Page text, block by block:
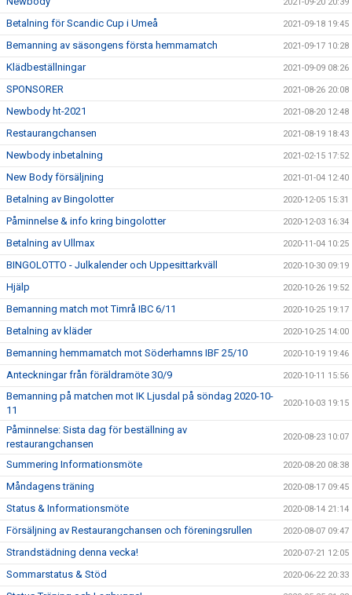
2021-09-20 20:39
Betalning för Scandic Cup i Umeå 2021-09-18 19:45
Bemanning av säsongens första hemmamatch 2021-09-17 10:28
Klädbeställningar 2021-09-09 08:26
SPONSORER 2021-08-26 20:08
Newbody ht-2021 2021-08-20 12:48
Restaurangchansen 2021-08-19 18:43
Newbody inbetalning 2021-02-15 17:52
New Body försäljning 2021-01-04 12:40
Betalning av Bingolotter 2020-12-05 15:31
Påminnelse & info kring bingolotter 2020-12-03 16:34
Betalning av Ullmax 2020-11-04 10:25
BINGOLOTTO - Julkalender och Uppesittarkväll 2020-10-30 09:19
Hjälp 2020-10-26 19:52
Bemanning match mot Timrå IBC 6/11 2020-10-25 19:17
Betalning av kläder 2020-10-25 14:00
Bemanning hemmamatch mot Söderhamns IBF 25/10 2020-10-19 19:46
Anteckningar från föräldramöte 30/9 2020-10-11 15:56
Bemanning på matchen mot IK Ljusdal på söndag 2020-10-
11
2020-10-03 19:15
Påminnelse: Sista dag för beställning av
restaurangchansen
2020-08-23 10:07
Summering Informationsmöte 2020-08-20 08:38
Måndagens träning 2020-08-17 09:45
Status & Informationsmöte 2020-08-14 21:14
Försäljning av Restaurangchansen och föreningsrullen 2020-08-07 09:47
Strandstädning denna vecka! 2020-07-21 12:05
Sommarstatus & Stöd 2020-06-22 20:33